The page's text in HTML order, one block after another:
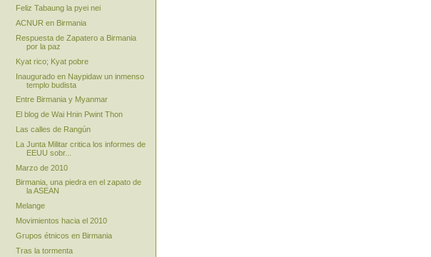
Feliz Tabaung la pyei nei
ACNUR en Birmania
Respuesta de Zapatero a Birmania
por la paz
Kyat rico; Kyat pobre
Inaugurado en Naypidaw un inmenso
templo budista
Entre Birmania y Myanmar
El blog de Wai Hnin Pwint Thon
Las calles de Rangún
La Junta Militar critica los informes de
EEUU sobr...
Marzo de 2010
Birmania, una piedra en el zapato de
la ASEAN
Melange
Movimientos hacia el 2010
Grupos étnicos en Birmania
Tras la tormenta